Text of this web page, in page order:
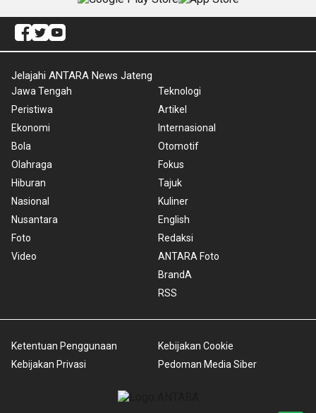
Jelajahi ANTARA News Jateng
Jawa Tengah
Peristiwa
Ekonomi
Bola
Olahraga
Hiburan
Nasional
Nusantara
Foto
Video
Teknologi
Artikel
Internasional
Otomotif
Fokus
Tajuk
Kuliner
English
Redaksi
ANTARA Foto
BrandA
RSS
Ketentuan Penggunaan
Kebijakan Privasi
Kebijakan Cookie
Pedoman Media Siber